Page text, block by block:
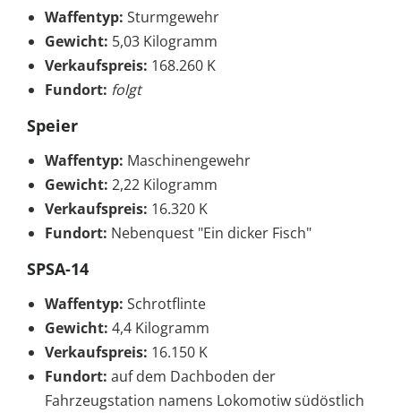
Waffentyp: Sturmgewehr
Gewicht: 5,03 Kilogramm
Verkaufspreis: 168.260 K
Fundort: folgt
Speier
Waffentyp: Maschinengewehr
Gewicht: 2,22 Kilogramm
Verkaufspreis: 16.320 K
Fundort: Nebenquest "Ein dicker Fisch"
SPSA-14
Waffentyp: Schrotflinte
Gewicht: 4,4 Kilogramm
Verkaufspreis: 16.150 K
Fundort: auf dem Dachboden der
Fahrzeugstation namens Lokomotiw südöstlich